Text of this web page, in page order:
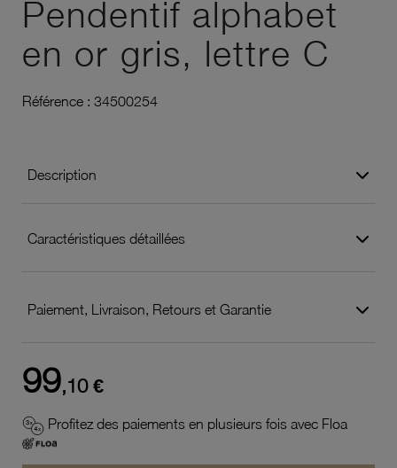
Pendentif alphabet
en or gris, lettre C
Référence : 34500254
Description
Caractéristiques détaillées
Paiement, Livraison, Retours et Garantie
99,10 €
Profitez des paiements en plusieurs fois avec Floa